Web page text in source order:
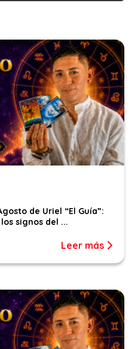
de Uriel “El Guía”:
signos del ...
Leer más